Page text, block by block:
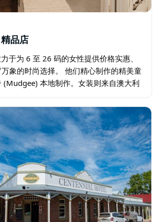
品店
于为 6 至 26 码的女性提供价格实惠、
象的时尚选择。 他们精心制作的精美童
(Mudgee) 本地制作。女装则来自澳大利